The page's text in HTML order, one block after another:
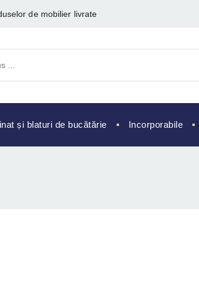
de mobilier livrate
și blaturi de bucătărie Incorporabile